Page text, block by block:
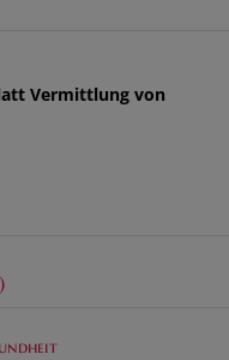
Vermittlung von